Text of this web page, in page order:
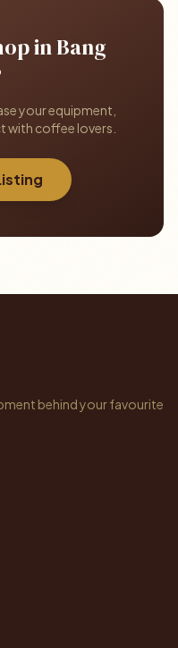
in Bang
your equipment,
with coffee lovers.
behind your favourite